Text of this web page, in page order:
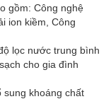
gồm: Công nghệ
ion kiềm, Công
lọc nước trung bình
cho gia đình
sung khoáng chất